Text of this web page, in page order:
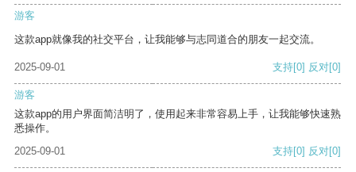
游客
这款app就像我的社交平台，让我能够与志同道合的朋友一起交流。
2025-09-01 支持[0] 反对[0]
游客
这款app的用户界面简洁明了，使用起来非常容易上手，让我能够快速熟
悉操作。
2025-09-01
支持[0] 反对[0]